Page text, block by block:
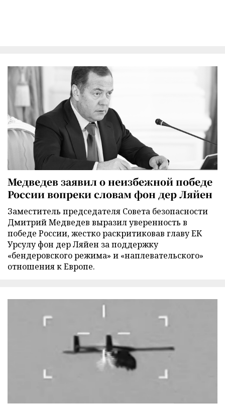
Медведев заявил о неизбежной победе
России вопреки словам фон дер Ляйен
Заместитель председателя Совета безопасности
Дмитрий Медведев выразил уверенность в
победе России, жестко раскритиковав главу ЕК
Урсулу фон дер Ляйен за поддержку
«бендеровского режима» и «наплевательского»
отношения к Европе.